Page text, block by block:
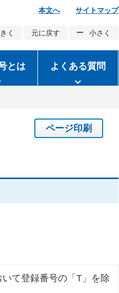
本文へ サイトマップ
く 元に戻す 小さく
とは よくある質問
ページ印刷
て登録番号の「T」を除